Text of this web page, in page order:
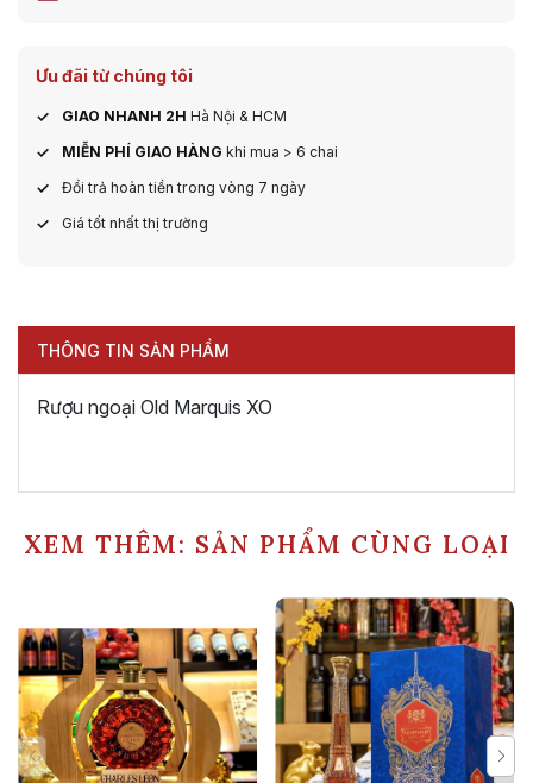
Ưu đãi từ chúng tôi
GIAO NHANH 2H Hà Nội & HCM
MIỄN PHÍ GIAO HÀNG khi mua > 6 chai
Đổi trả hoàn tiền trong vòng 7 ngày
Giá tốt nhất thị trường
THÔNG TIN SẢN PHẨM
Rượu ngoại Old Marquis XO
XEM THÊM: SẢN PHẨM CÙNG LOẠI